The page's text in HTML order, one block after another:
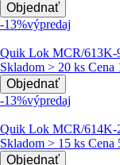
Objednať
-13%výpredaj
Quik Lok MCR/
Skladom > 20 ks Cena
Objednať
-13%výpredaj
Quik Lok MCR/
Skladom > 15 ks Cena
Objednať